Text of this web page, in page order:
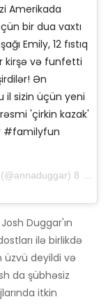
Amerikada
bir dua vaxtı
Emily, 12 fıstıq
kirşə və funfetti
Ən
il sizin üçün yeni
'çirkin kazak'
#familyfun
(@annaduggar) 8 dekabr 2018-ci il tarixində, saat 22: 59-da
Duggar'ın
ilə birlikdə
deyildi və
da şübhəsiz
itkin